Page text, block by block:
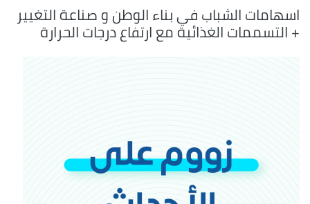
اسهامات الشباب في بناء الوطن و صناعة التغيير
+ التسممات الغذائية مع ارتفاع درجات الحرارة